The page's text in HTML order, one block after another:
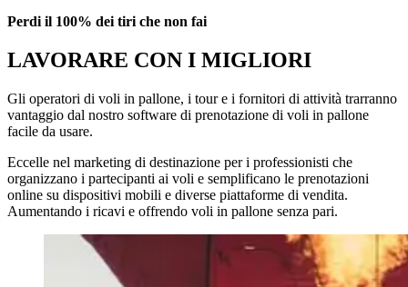
Perdi il 100% dei tiri che non fai
LAVORARE CON I MIGLIORI
Gli operatori di voli in pallone, i tour e i fornitori di attività trarranno
vantaggio dal nostro software di prenotazione di voli in pallone
facile da usare.
Eccelle nel marketing di destinazione per i professionisti che
organizzano i partecipanti ai voli e semplificano le prenotazioni
online su dispositivi mobili e diverse piattaforme di vendita.
Aumentando i ricavi e offrendo voli in pallone senza pari.